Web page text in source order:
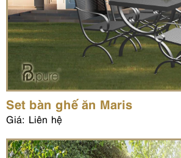
Set bàn ghế ăn Maris
Giá: Liên hệ